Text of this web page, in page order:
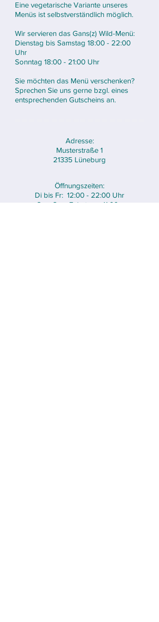
Eine vegetarische Variante unseres
Menüs ist selbstverständlich möglich.
Wir servieren das Gans(z) Wild-Menü:
Dienstag bis Samstag 18:00 - 22:00
Uhr
Sonntag 18:00 - 21:00 Uhr
Sie möchten das Menü verschenken?
Sprechen Sie uns gerne bzgl. eines
entsprechenden Gutscheins an.
Adresse:
Musterstraße 1
21335 Lüneburg
Öffnungszeiten:
Di bis Fr: 12:00 - 22:00 Uhr
Sa + So + Feiertage:
11.00 -